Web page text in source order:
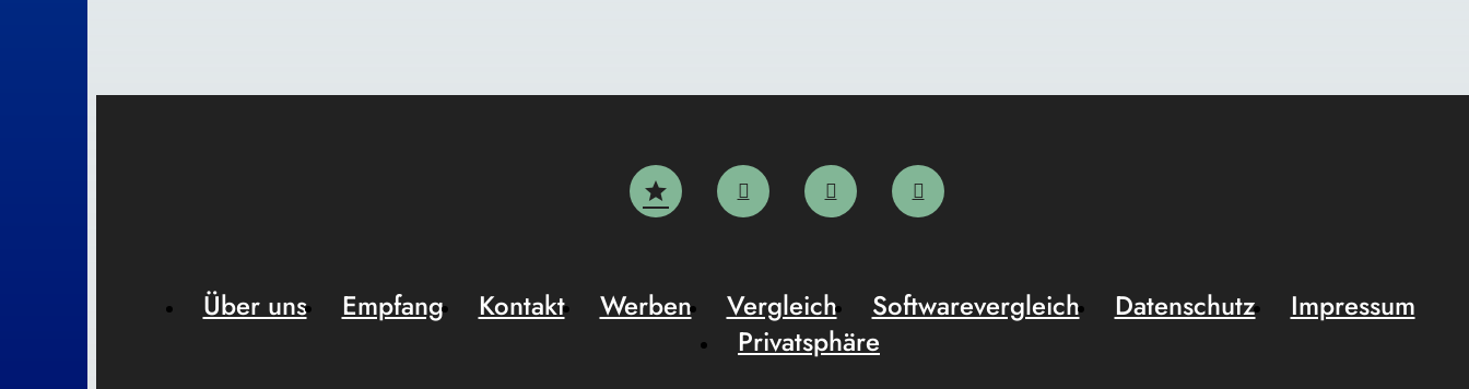
Über uns Empfang Kontakt Werben Vergleich Softwarevergleich Datenschutz
Impressum
Privatsphäre